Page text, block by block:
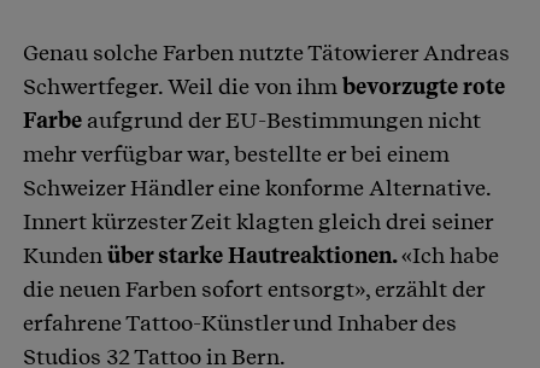
Genau solche Farben nutzte Tätowierer Andreas
Schwertfeger. Weil die von ihmbevorzugte rote
Farbe aufgrund der EU-Bestimmungen nicht
mehr verfügbar war, bestellte er bei einem
Schweizer Händler eine konforme Alternative.
Innert kürzester Zeit klagten gleich drei seiner
Kundenüber starke Hautreaktionen.«Ich habe
die neuen Farben sofort entsorgt», erzählt der
erfahrene Tattoo-Künstler und Inhaber des
Studios 32 Tattoo in Bern.